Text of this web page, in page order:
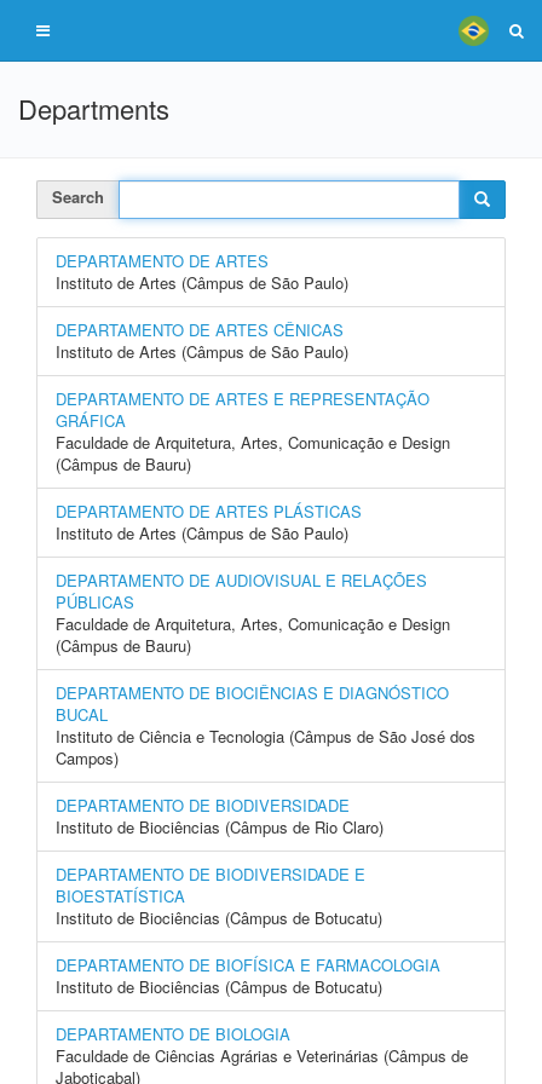
Departments
Search
DEPARTAMENTO DE ARTES
Instituto de Artes (Câmpus de São Paulo)
DEPARTAMENTO DE ARTES CÊNICAS
Instituto de Artes (Câmpus de São Paulo)
DEPARTAMENTO DE ARTES E REPRESENTAÇÃO
GRÁFICA
Faculdade de Arquitetura, Artes, Comunicação e Design
(Câmpus de Bauru)
DEPARTAMENTO DE ARTES PLÁSTICAS
Instituto de Artes (Câmpus de São Paulo)
DEPARTAMENTO DE AUDIOVISUAL E RELAÇÕES
PÚBLICAS
Faculdade de Arquitetura, Artes, Comunicação e Design
(Câmpus de Bauru)
DEPARTAMENTO DE BIOCIÊNCIAS E DIAGNÓSTICO
BUCAL
Instituto de Ciência e Tecnologia (Câmpus de São José dos
Campos)
DEPARTAMENTO DE BIODIVERSIDADE
Instituto de Biociências (Câmpus de Rio Claro)
DEPARTAMENTO DE BIODIVERSIDADE E
BIOESTATÍSTICA
Instituto de Biociências (Câmpus de Botucatu)
DEPARTAMENTO DE BIOFÍSICA E FARMACOLOGIA
Instituto de Biociências (Câmpus de Botucatu)
DEPARTAMENTO DE BIOLOGIA
Faculdade de Ciências Agrárias e Veterinárias (Câmpus de
Jaboticabal)